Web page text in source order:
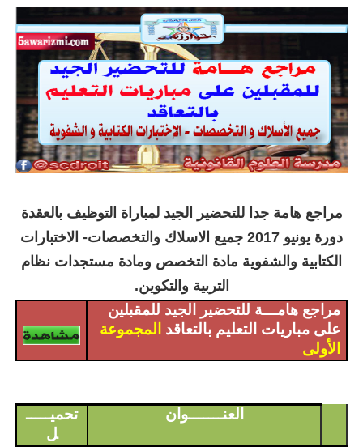
مسلك العلوم الإنسانية
مراجع هامة جدا للتحضير الجيد لمباراة التوظيف بالعقدة
دورة يونيو 2017 جميع الاسلاك والتخصصات- الاختبارات
الكتابية والشفوية مادة التخصص ومادة مستجدات نظام
التربية والتكوين.
مراجع هامـــة للتحضير الجيد للمقبلين
على مباريات التعليم بالتعاقد المجموعة
الأولى
العنـــــــوان
تحميـــــ
ل